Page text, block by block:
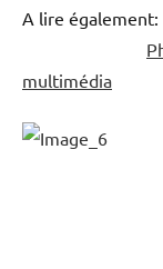
A lire également:
multimédia